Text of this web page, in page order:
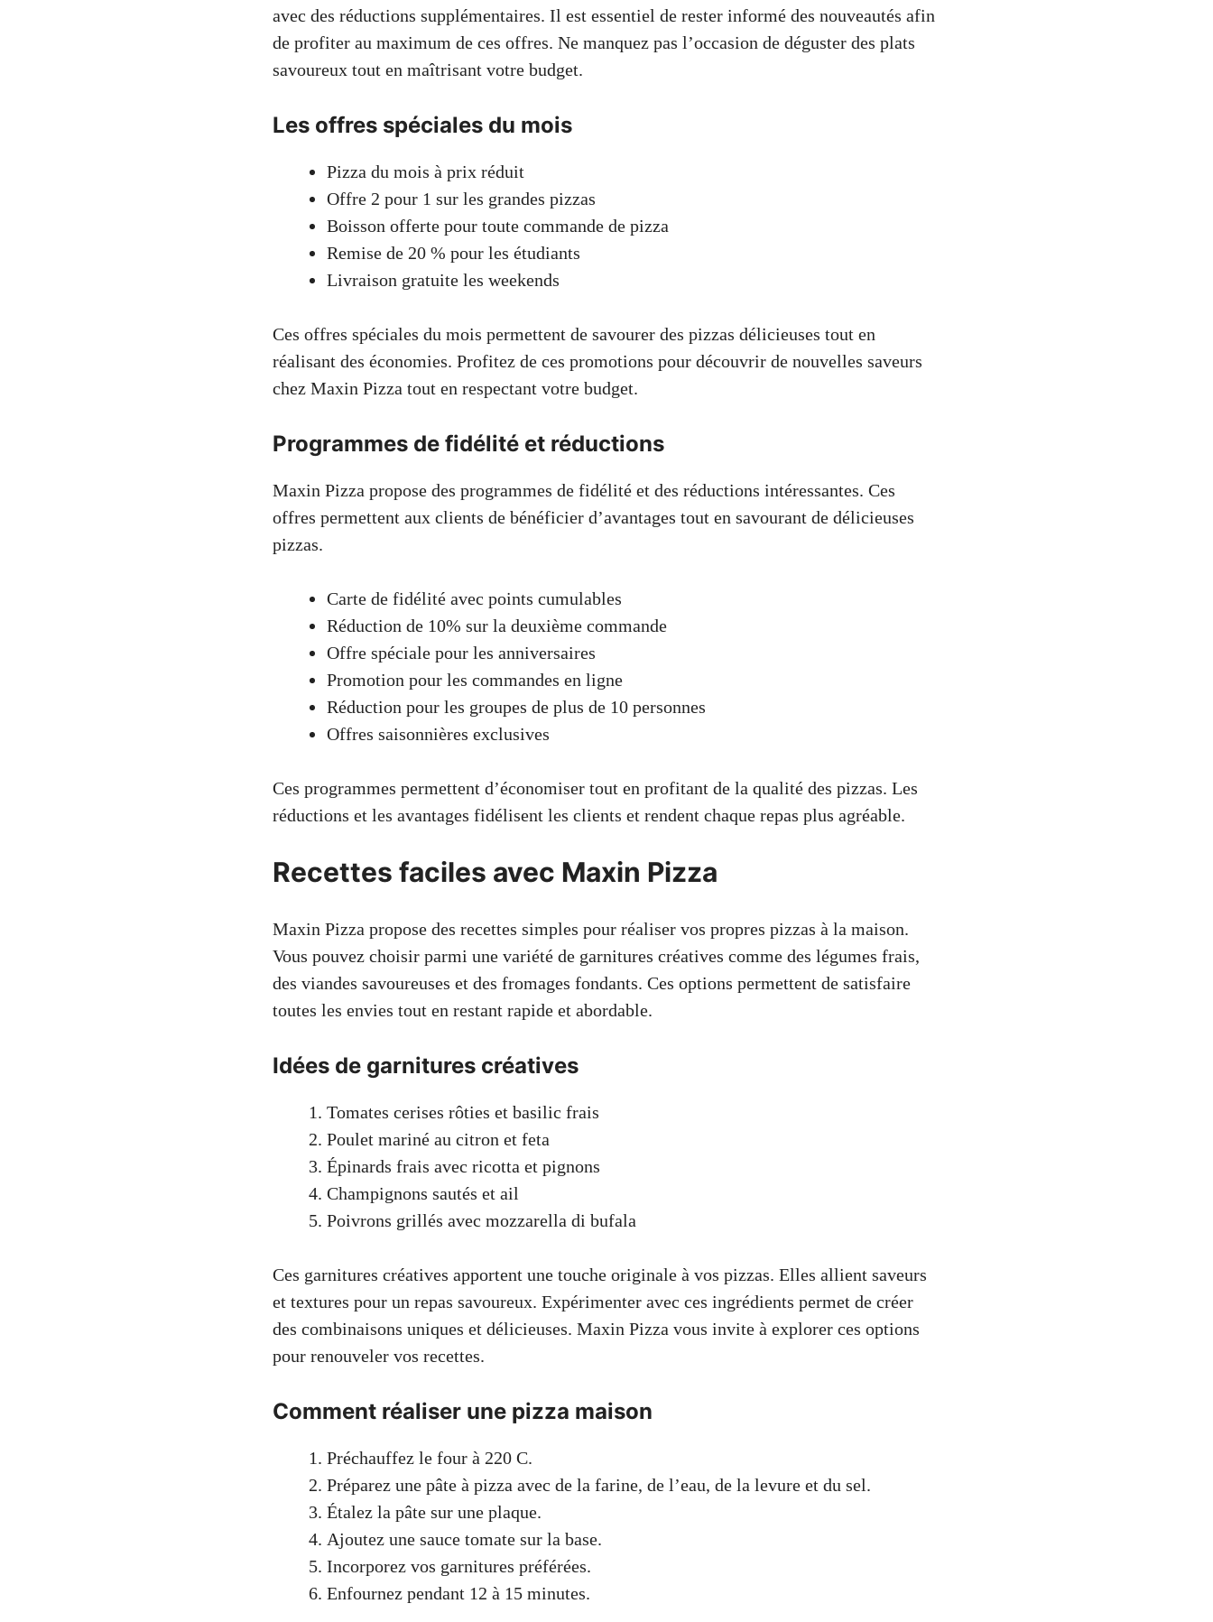
avec des réductions supplémentaires. Il est essentiel de rester informé des nouveautés afin
de profiter au maximum de ces offres. Ne manquez pas l’occasion de déguster des plats
savoureux tout en maîtrisant votre budget.
Les offres spéciales du mois
Pizza du mois à prix réduit
Offre 2 pour 1 sur les grandes pizzas
Boisson offerte pour toute commande de pizza
Remise de 20 % pour les étudiants
Livraison gratuite les weekends
Ces offres spéciales du mois permettent de savourer des pizzas délicieuses tout en
réalisant des économies. Profitez de ces promotions pour découvrir de nouvelles saveurs
chez Maxin Pizza tout en respectant votre budget.
Programmes de fidélité et réductions
Maxin Pizza propose des programmes de fidélité et des réductions intéressantes. Ces
offres permettent aux clients de bénéficier d’avantages tout en savourant de délicieuses
pizzas.
Carte de fidélité avec points cumulables
Réduction de 10% sur la deuxième commande
Offre spéciale pour les anniversaires
Promotion pour les commandes en ligne
Réduction pour les groupes de plus de 10 personnes
Offres saisonnières exclusives
Ces programmes permettent d’économiser tout en profitant de la qualité des pizzas. Les
réductions et les avantages fidélisent les clients et rendent chaque repas plus agréable.
Recettes faciles avec Maxin Pizza
Maxin Pizza propose des recettes simples pour réaliser vos propres pizzas à la maison.
Vous pouvez choisir parmi une variété de garnitures créatives comme des légumes frais,
des viandes savoureuses et des fromages fondants. Ces options permettent de satisfaire
toutes les envies tout en restant rapide et abordable.
Idées de garnitures créatives
Tomates cerises rôties et basilic frais
Poulet mariné au citron et feta
Épinards frais avec ricotta et pignons
Champignons sautés et ail
Poivrons grillés avec mozzarella di bufala
Ces garnitures créatives apportent une touche originale à vos pizzas. Elles allient saveurs
et textures pour un repas savoureux. Expérimenter avec ces ingrédients permet de créer
des combinaisons uniques et délicieuses. Maxin Pizza vous invite à explorer ces options
pour renouveler vos recettes.
Comment réaliser une pizza maison
Préchauffez le four à 220 C.
Préparez une pâte à pizza avec de la farine, de l’eau, de la levure et du sel.
Étalez la pâte sur une plaque.
Ajoutez une sauce tomate sur la base.
Incorporez vos garnitures préférées.
Enfournez pendant 12 à 15 minutes.